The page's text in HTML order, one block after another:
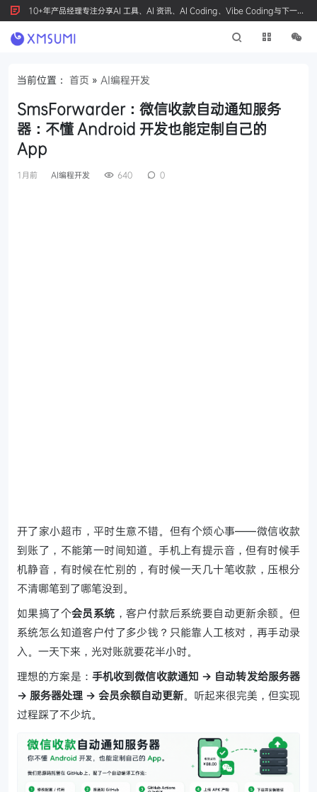
10+年产品经理专注分享AI 工具、AI 资讯、AI Coding、Vibe Coding与下一代
产品创新，按 Ctrl+D 收藏我们
当前位置： 首页 » AI编程开发
SmsForwarder：微信收款自动通知服务
器：不懂 Android 开发也能定制自己的
App
1月前 AI编程开发 640 0
开了家小超市，平时生意不错。但有个烦心事——微信收款
到账了，不能第一时间知道。手机上有提示音，但有时候手
机静音，有时候在忙别的，有时候一天几十笔收款，压根分
不清哪笔到了哪笔没到。
如果搞了个会员系统 ，客户付款后系统要自动更新余额。但
系统怎么知道客户付了多少钱？只能靠人工核对，再手动录
入。一天下来，光对账就要花半小时。
理想的方案是： 手机收到微信收款通知 → 自动转发给服务器
→ 服务器处理 → 会员余额自动更新。听起来很完美，但实现
过程踩了不少坑。